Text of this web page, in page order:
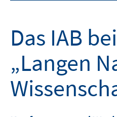
Das IAB
„Langen